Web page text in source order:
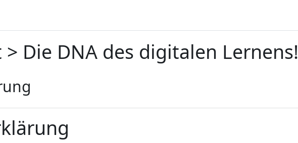
Die DNA des digitalen Lernens!